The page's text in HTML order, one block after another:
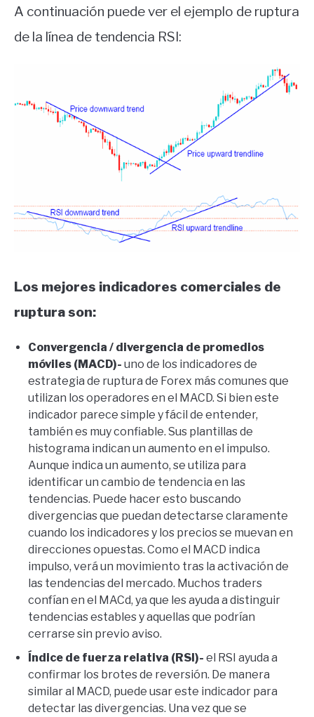
A continuación puede ver el ejemplo de ruptura
de la línea de tendencia RSI:
Los mejores indicadores comerciales de
ruptura son:
Convergencia / divergencia de promedios
móviles (MACD)- uno de los indicadores de
estrategia de ruptura de Forex más comunes que
utilizan los operadores en el MACD. Si bien este
indicador parece simple y fácil de entender,
también es muy confiable. Sus plantillas de
histograma indican un aumento en el impulso.
Aunque indica un aumento, se utiliza para
identificar un cambio de tendencia en las
tendencias. Puede hacer esto buscando
divergencias que puedan detectarse claramente
cuando los indicadores y los precios se muevan en
direcciones opuestas. Como el MACD indica
impulso, verá un movimiento tras la activación de
las tendencias del mercado. Muchos traders
confían en el MACd, ya que les ayuda a distinguir
tendencias estables y aquellas que podrían
cerrarse sin previo aviso.
Índice de fuerza relativa (RSI)- el RSI ayuda a
confirmar los brotes de reversión. De manera
similar al MACD, puede usar este indicador para
detectar las divergencias. Una vez que se